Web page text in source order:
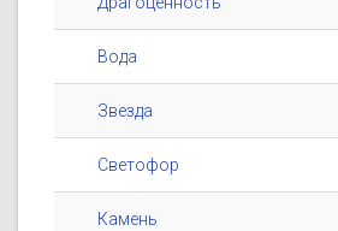
Вода
Звезда
Светофор
Камень